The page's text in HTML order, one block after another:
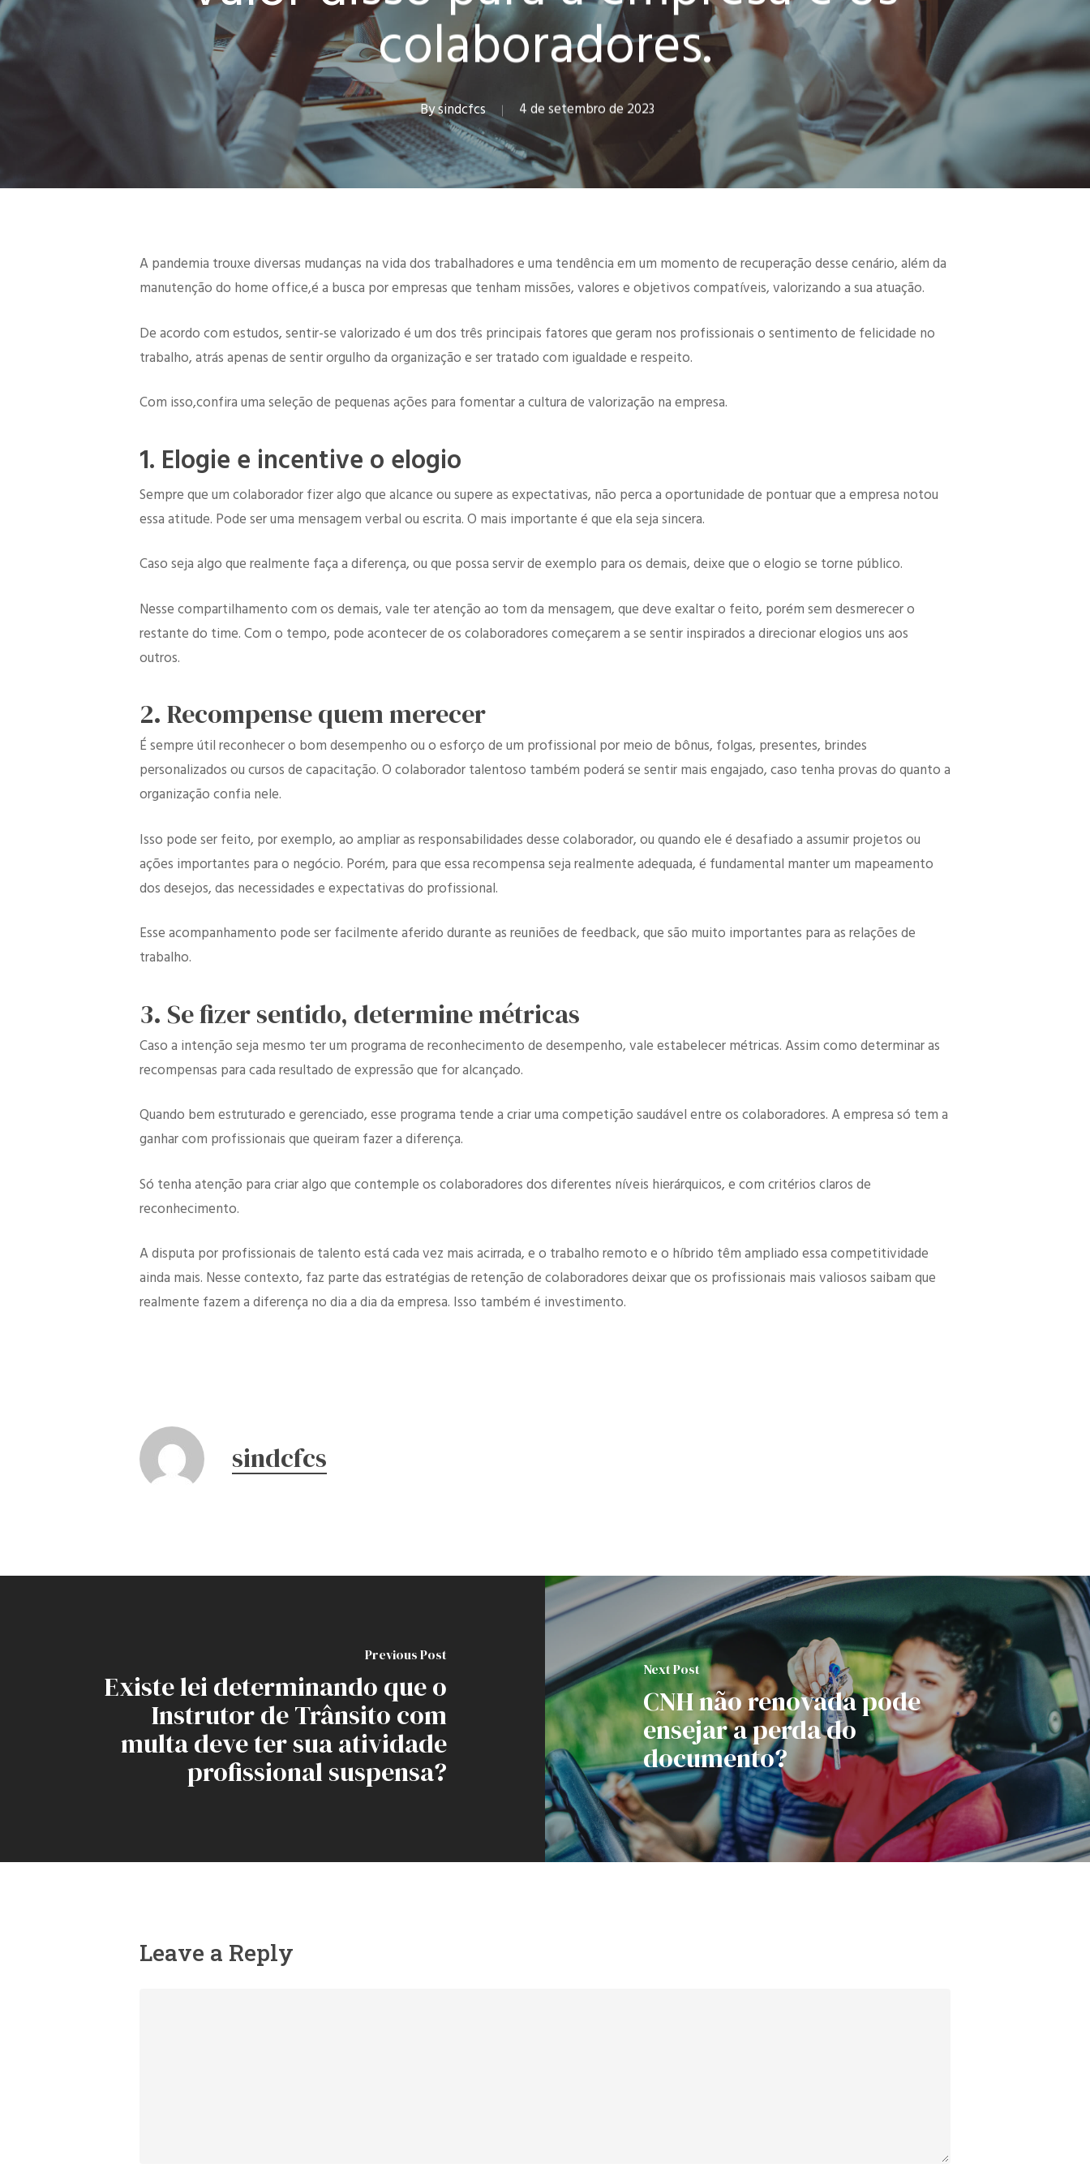
Hit enter to search or ESC to close
colaboradores.
Bysindcfcs 4 de setembro de 2023
A pandemia trouxe diversas mudanças na vida dos trabalhadores e uma tendência em um momento de recuperação desse cenário, além da
manutenção do home office,é a busca por empresas que tenham missões, valores e objetivos compatíveis, valorizando a sua atuação.
De acordo com estudos, sentir-se valorizado é um dos três principais fatores que geram nos profissionais o sentimento de felicidade no
trabalho, atrás apenas de sentir orgulho da organização e ser tratado com igualdade e respeito.
Com isso,confira uma seleção de pequenas ações para fomentar a cultura de valorização na empresa.
1. Elogie e incentive o elogio
Sempre que um colaborador fizer algo que alcance ou supere as expectativas, não perca a oportunidade de pontuar que a empresa notou
essa atitude. Pode ser uma mensagem verbal ou escrita. O mais importante é que ela seja sincera.
Caso seja algo que realmente faça a diferença, ou que possa servir de exemplo para os demais, deixe que o elogio se torne público.
Nesse compartilhamento com os demais, vale ter atenção ao tom da mensagem, que deve exaltar o feito, porém sem desmerecer o
restante do time. Com o tempo, pode acontecer de os colaboradores começarem a se sentir inspirados a direcionar elogios uns aos
outros.
2. Recompense quem merecer
É sempre útil reconhecer o bom desempenho ou o esforço de um profissional por meio de bônus, folgas, presentes, brindes
personalizados ou cursos de capacitação. O colaborador talentoso também poderá se sentir mais engajado, caso tenha provas do quanto a
organização confia nele.
Isso pode ser feito, por exemplo, ao ampliar as responsabilidades desse colaborador, ou quando ele é desafiado a assumir projetos ou
ações importantes para o negócio. Porém, para que essa recompensa seja realmente adequada, é fundamental manter um mapeamento
dos desejos, das necessidades e expectativas do profissional.
Esse acompanhamento pode ser facilmente aferido durante as reuniões de feedback, que são muito importantes para as relações de
trabalho.
3. Se fizer sentido, determine métricas
Caso a intenção seja mesmo ter um programa de reconhecimento de desempenho, vale estabelecer métricas. Assim como determinar as
recompensas para cada resultado de expressão que for alcançado.
Quando bem estruturado e gerenciado, esse programa tende a criar uma competição saudável entre os colaboradores. A empresa só tem a
ganhar com profissionais que queiram fazer a diferença.
Só tenha atenção para criar algo que contemple os colaboradores dos diferentes níveis hierárquicos, e com critérios claros de
reconhecimento.
A disputa por profissionais de talento está cada vez mais acirrada, e o trabalho remoto e o híbrido têm ampliado essa competitividade
ainda mais. Nesse contexto, faz parte das estratégias de retenção de colaboradores deixar que os profissionais mais valiosos saibam que
realmente fazem a diferença no dia a dia da empresa. Isso também é investimento.
sindcfcs
Previous Post
Existe lei determinando que o
Instrutor de Trânsito com
multa deve ter sua atividade
profissional suspensa?
Next Post
CNH não renovada pode
ensejar a perda do
documento?
Leave a Reply